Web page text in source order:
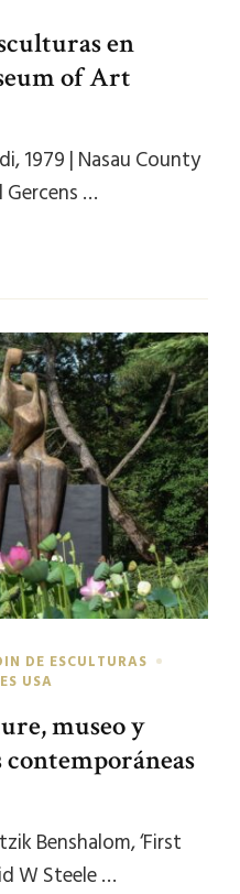
en
of Art
1979 | Nasau County
…
DE ESCULTURAS
USA
museo y
Benshalom, ‘First
W Steele …